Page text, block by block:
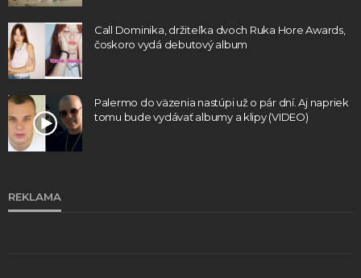
Call Dominika, držiteľka dvoch Ruka Hore Awards,
čoskoro vydá debutový album
Palermo do väzenia nastúpi už o pár dní. Aj napriek
tomu bude vydávať albumy a klipy (VIDEO)
REKLAMA